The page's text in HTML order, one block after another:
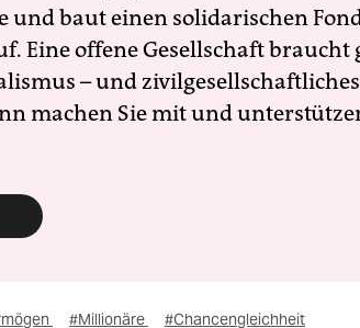
und baut einen solidarischen
Eine offene Gesellschaft braucht
– und
machen Sie mit und
#Millionäre #Chancengleichheit